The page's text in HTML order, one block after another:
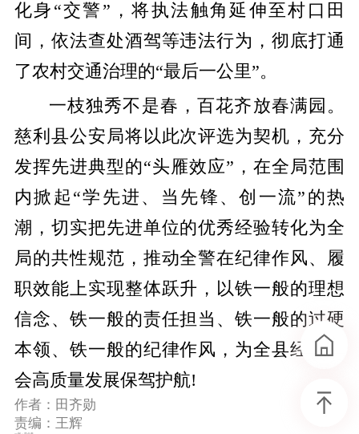
化身“交警”，将执法触角延伸至村口田
间，依法查处酒驾等违法行为，彻底打通
了农村交通治理的“最后一公里”。
一枝独秀不是春，百花齐放春满园。
慈利县公安局将以此次评选为契机，充分
发挥先进典型的“头雁效应”，在全局范围
内掀起“学先进、当先锋、创一流”的热
潮，切实把先进单位的优秀经验转化为全
局的共性规范，推动全警在纪律作风、履
职效能上实现整体跃升，以铁一般的理想
信念、铁一般的责任担当、铁一般的过硬
本领、铁一般的纪律作风，为全县经济社
会高质量发展保驾护航!
作者：田齐勋
责编：王辉